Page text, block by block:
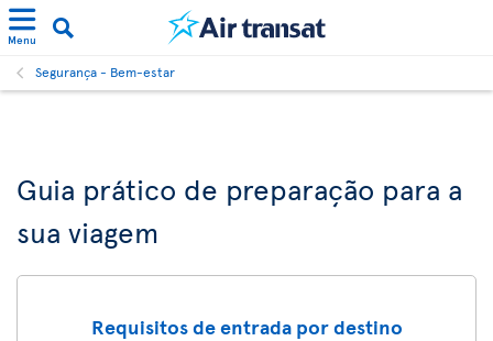
Menu
Segurança - Bem-estar
Guia prático de preparação para a
sua viagem
Requisitos de entrada por destino